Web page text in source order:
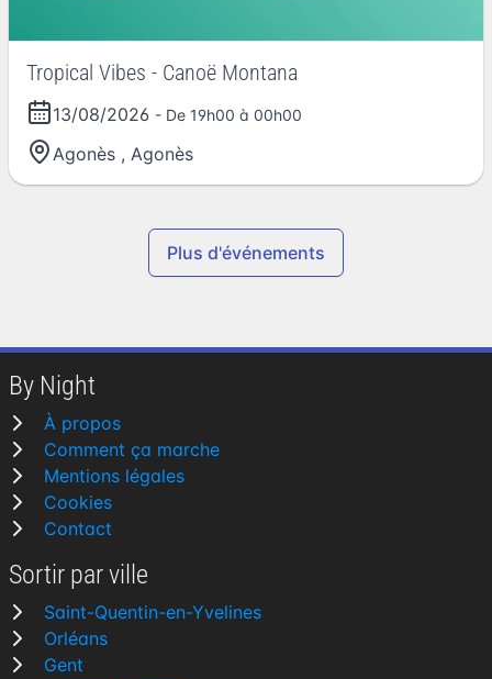
Tropical Vibes - Canoë Montana
13/08/2026 - De 19h00 à 00h00
Agonès , Agonès
Plus d'événements
By Night
À propos
Comment ça marche
Mentions légales
Cookies
Contact
Sortir par ville
Saint-Quentin-en-Yvelines
Orléans
Gent